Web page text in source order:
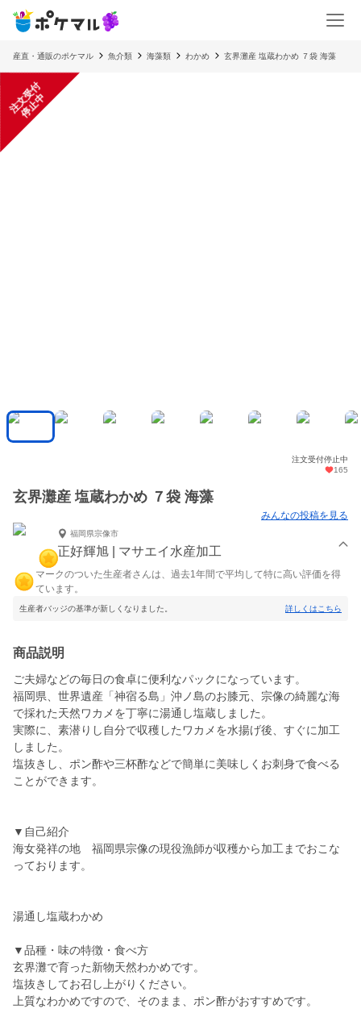
産直・通販のポケマル 魚介類 海藻類 わかめ 玄界灘産 塩蔵わかめ ７袋 海藻
注
文
受
付
停
止
中
注文受付停止中
165
玄界灘産 塩蔵わかめ ７袋 海藻
みんなの投稿を見る
福岡県宗像市
正好輝旭 | マサエイ水産加工
マークのついた生産者さんは、過去1年間で平均して特に高い評価を得
ています。
生産者バッジの基準が新しくなりました。 詳しくはこちら
商品説明
ご夫婦などの毎日の食卓に便利なパックになっています。
福岡県、世界遺産「神宿る島」沖ノ島のお膝元、宗像の綺麗な海
で採れた天然ワカメを丁寧に湯通し塩蔵しました。
実際に、素潜りし自分で収穫したワカメを水揚げ後、すぐに加工
しました。
塩抜きし、ポン酢や三杯酢などで簡単に美味しくお刺身で食べる
ことができます。
▼自己紹介
海女発祥の地 福岡県宗像の現役漁師が収穫から加工までおこな
っております。
湯通し塩蔵わかめ
▼品種・味の特徴・食べ方
玄界灘で育った新物天然わかめです。
塩抜きしてお召し上がりください。
上質なわかめですので、そのまま、ポン酢がおすすめです。